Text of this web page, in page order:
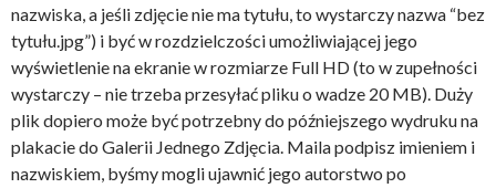
nazwiska, a jeśli zdjęcie nie ma tytułu, to wystarczy nazwa “bez
tytułu.jpg”) i być w rozdzielczości umożliwiającej jego
wyświetlenie na ekranie w rozmiarze Full HD (to w zupełności
wystarczy – nie trzeba przesyłać pliku o wadze 20 MB). Duży
plik dopiero może być potrzebny do późniejszego wydruku na
plakacie do Galerii Jednego Zdjęcia. Maila podpisz imieniem i
nazwiskiem, byśmy mogli ujawnić jego autorstwo po